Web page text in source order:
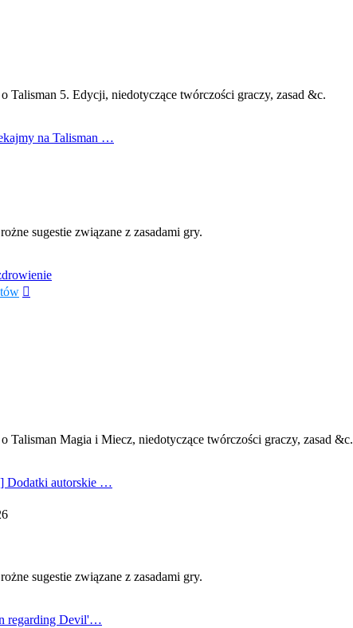
Talisman 5. Edycji, niedotyczące twórczości graczy, zasad &c.
na Talisman …
sugestie związane z zasadami gry.
Talisman Magia i Miecz, niedotyczące twórczości graczy, zasad &c.
Dodatki autorskie …
sugestie związane z zasadami gry.
regarding Devil'…